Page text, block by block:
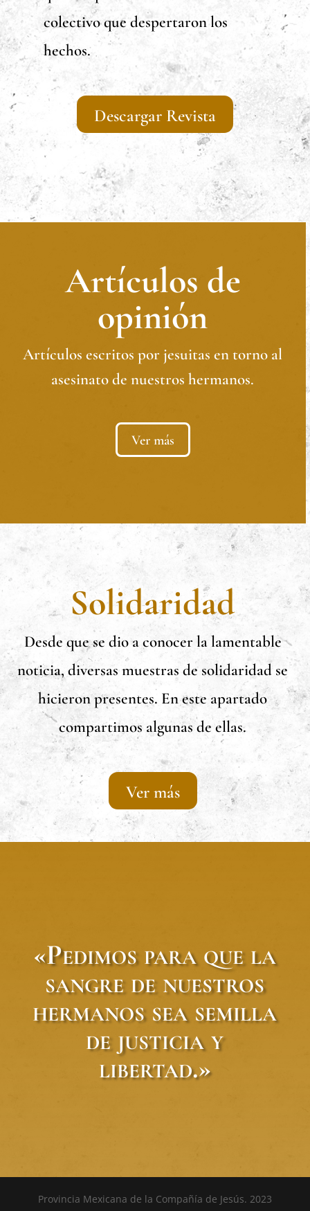
colectivo que despertaron los
hechos.
Descargar Revista
Artículos de
opinión
Artículos escritos por jesuitas en torno al
asesinato de nuestros hermanos.
Ver más
Solidaridad
Desde que se dio a conocer la lamentable
noticia, diversas muestras de solidaridad se
hicieron presentes. En este apartado
compartimos algunas de ellas.
Ver más
«Pedimos para que la
sangre de nuestros
hermanos sea semilla
de justicia y
libertad.»
Provincia Mexicana de la Compañía de Jesús. 2023